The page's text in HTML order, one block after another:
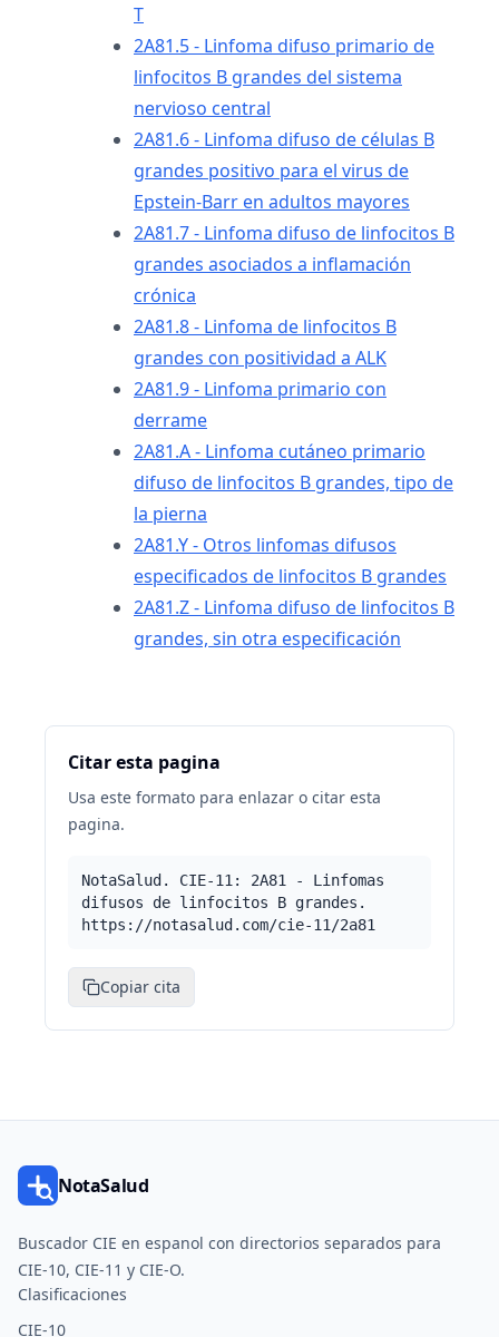
T
2A81.5 - Linfoma difuso primario de
linfocitos B grandes del sistema
nervioso central
2A81.6 - Linfoma difuso de células B
grandes positivo para el virus de
Epstein-Barr en adultos mayores
2A81.7 - Linfoma difuso de linfocitos B
grandes asociados a inflamación
crónica
2A81.8 - Linfoma de linfocitos B
grandes con positividad a ALK
2A81.9 - Linfoma primario con
derrame
2A81.A - Linfoma cutáneo primario
difuso de linfocitos B grandes, tipo de
la pierna
2A81.Y - Otros linfomas difusos
especificados de linfocitos B grandes
2A81.Z - Linfoma difuso de linfocitos B
grandes, sin otra especificación
Citar esta pagina
Usa este formato para enlazar o citar esta
pagina.
NotaSalud. CIE-11: 2A81 - Linfomas
difusos de linfocitos B grandes.
https://notasalud.com/cie-11/2a81
Copiar cita
NotaSalud
Buscador CIE en espanol con directorios separados para
CIE-10, CIE-11 y CIE-O.
Clasificaciones
CIE-10